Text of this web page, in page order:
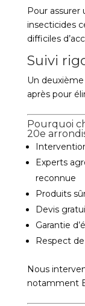
Pour assurer
insecticides
difficiles
Suivi
Un
après pour
Pourquoi
20e
Experts
reconnue
Produits
Devis
Garantie
Respect
Nous
notamment